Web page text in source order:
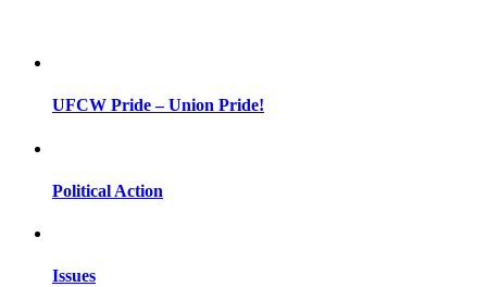
UFCW Pride – Union Pride!
Political Action
Issues